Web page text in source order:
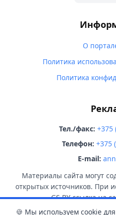
О
Политика
Политика
Тел./факс: +375
Телефон: +375
E-mail:
Материалы сайта могут
открытых источников. При
GS.BY ссылка на
🍪 Мы используем cookie